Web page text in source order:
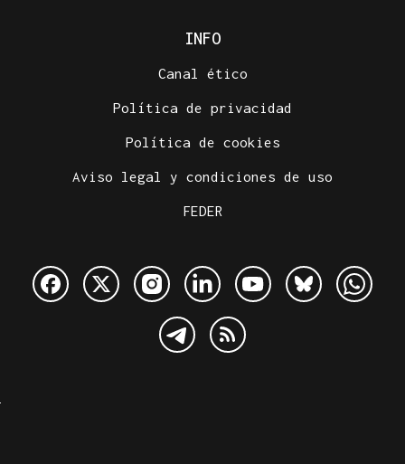
INFO
Canal ético
Política de privacidad
Política de cookies
Aviso legal y condiciones de uso
FEDER